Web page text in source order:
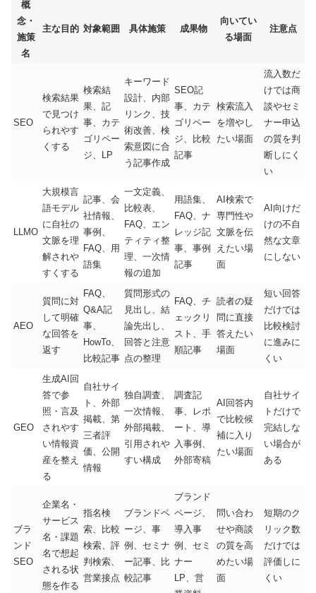
概
念・
施策
名
主な目的 対象範囲 具体施策 成果物
向いてい
る場面
注意点
SEO
検索結果
で見つけ
られやす
くする
検索結
果、記
事、カテ
ゴリペー
ジ、LP
キーワード
設計、内部
リンク、技
術改善、検
索意図に合
う記事作成
SEO記
事、カテ
ゴリペー
ジ、比較
記事
検索流入
を増やし
たい場面
流入数だ
けでは商
談やセミ
ナー申込
の質を判
断しにく
い
LLMO
大規模言
語モデル
に自社の
文脈を理
解されや
すくする
記事、会
社情報、
事例、
FAQ、用
語集
一文定義、
比較表、
FAQ、エン
ティティ整
理、一次情
報の追加
用語集、
FAQ、ナ
レッジ記
事、事例
記事
AI検索で
専門性や
文脈を伝
えたい場
面
AI向けだ
けの不自
然な文章
にしない
AEO
質問に対
して明確
な回答を
返す
FAQ、
Q&A記
事、
HowTo、
比較記事
質問形式の
見出し、結
論先出し、
回答と注意
点の整理
FAQ、チ
ェックリ
スト、手
順記事
読者の疑
問に直接
答えたい
場面
短い回答
だけでは
比較検討
に進みに
くい
GEO
生成AI回
答で参
照・言及
されやす
い情報資
産を整え
る
自社サイ
ト、外部
掲載、第
三者評
価、公開
情報
独自調査、
一次情報、
外部掲載、
引用されや
すい構成
調査記
事、レポ
ート、導
入事例、
外部寄稿
AI回答内
で比較候
補に入り
たい場面
自社サイ
トだけで
完結しな
い場合が
ある
ブラ
ンド
SEO
企業名・
サービス
名・課題
名で想起
される状
態を作る
指名検
索、比較
検索、評
判検索、
営業接点
ブランドペ
ージ、事
例、セミナ
ー記事、比
較記事
ブランド
ページ、
導入事
例、セミ
ナー
LP、営
問い合わ
せや商談
の質を高
めたい場
面
短期のク
リック数
だけでは
評価しに
くい